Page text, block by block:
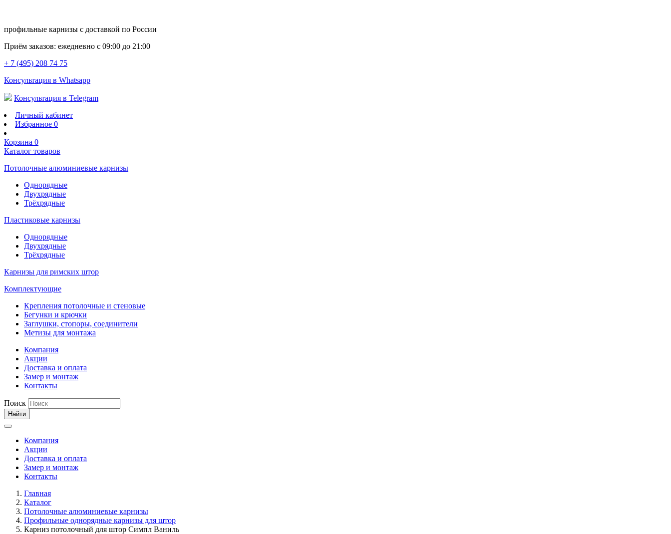
профильные карнизы с доставкой по России
Приём заказов: ежедневно с 09:00 до 21:00
+ 7 (495) 208 74 75
Консультация в Whatsapp
Консультация в Telegram
Личный кабинет
Избранное 0
Корзина 0
Каталог товаров
Потолочные алюминиевые карнизы
Однорядные
Двухрядные
Трёхрядные
Пластиковые карнизы
Однорядные
Двухрядные
Трёхрядные
Карнизы для римских штор
Комплектующие
Крепления потолочные и стеновые
Бегунки и крючки
Заглушки, стопоры, соединители
Метизы для монтажа
Компания
Акции
Доставка и оплата
Замер и монтаж
Контакты
Поиск
Найти
Компания
Акции
Доставка и оплата
Замер и монтаж
Контакты
Главная
Каталог
Потолочные алюминиевые карнизы
Профильные однорядные карнизы для штор
Карниз потолочный для штор Симпл Ваниль